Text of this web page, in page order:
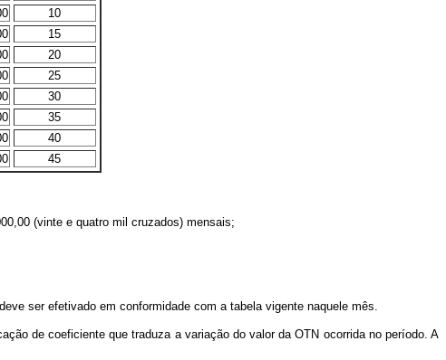
10
15
20
25
30
35
40
45
(vinte e quatro mil cruzados) mensais;
ser efetivado em conformidade com a tabela vigente naquele mês.
de coeficiente que traduza a variação do valor da OTN ocorrida no período. A